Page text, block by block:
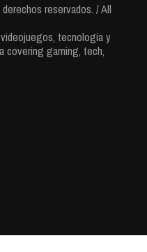
reservados. / All
tecnología y
covering gaming, tech,